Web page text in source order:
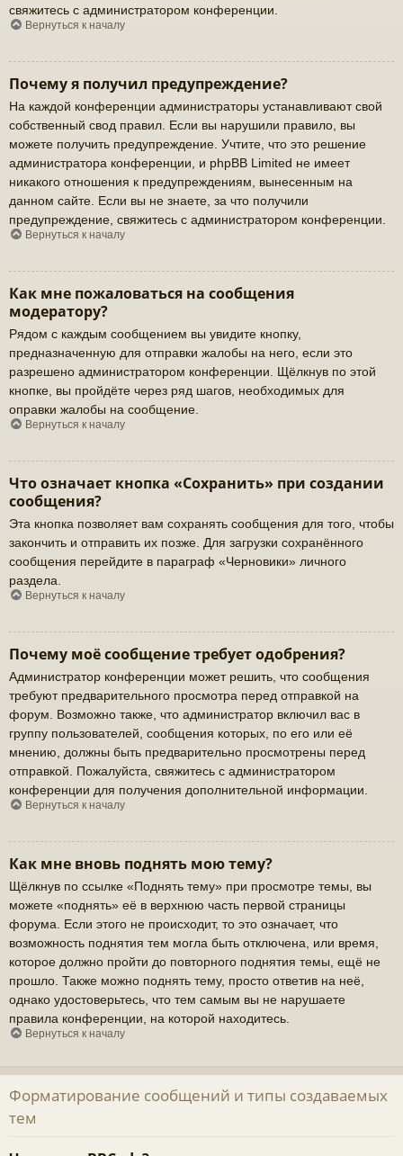
свяжитесь с администратором конференции.
Вернуться к началу
Почему я получил предупреждение?
На каждой конференции администраторы устанавливают свой
собственный свод правил. Если вы нарушили правило, вы
можете получить предупреждение. Учтите, что это решение
администратора конференции, и phpBB Limited не имеет
никакого отношения к предупреждениям, вынесенным на
данном сайте. Если вы не знаете, за что получили
предупреждение, свяжитесь с администратором конференции.
Вернуться к началу
Как мне пожаловаться на сообщения
модератору?
Рядом с каждым сообщением вы увидите кнопку,
предназначенную для отправки жалобы на него, если это
разрешено администратором конференции. Щёлкнув по этой
кнопке, вы пройдёте через ряд шагов, необходимых для
оправки жалобы на сообщение.
Вернуться к началу
Что означает кнопка «Сохранить» при создании
сообщения?
Эта кнопка позволяет вам сохранять сообщения для того, чтобы
закончить и отправить их позже. Для загрузки сохранённого
сообщения перейдите в параграф «Черновики» личного
раздела.
Вернуться к началу
Почему моё сообщение требует одобрения?
Администратор конференции может решить, что сообщения
требуют предварительного просмотра перед отправкой на
форум. Возможно также, что администратор включил вас в
группу пользователей, сообщения которых, по его или её
мнению, должны быть предварительно просмотрены перед
отправкой. Пожалуйста, свяжитесь с администратором
конференции для получения дополнительной информации.
Вернуться к началу
Как мне вновь поднять мою тему?
Щёлкнув по ссылке «Поднять тему» при просмотре темы, вы
можете «поднять» её в верхнюю часть первой страницы
форума. Если этого не происходит, то это означает, что
возможность поднятия тем могла быть отключена, или время,
которое должно пройти до повторного поднятия темы, ещё не
прошло. Также можно поднять тему, просто ответив на неё,
однако удостоверьтесь, что тем самым вы не нарушаете
правила конференции, на которой находитесь.
Вернуться к началу
Форматирование сообщений и типы создаваемых
тем